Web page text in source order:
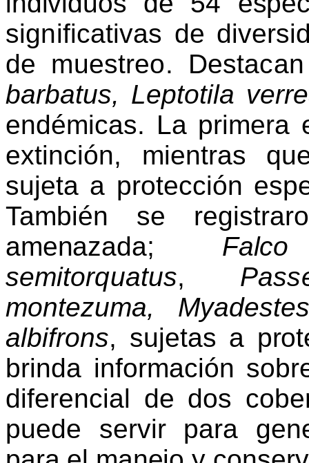
significativas de
de muestreo.
barbatus, Leptotila
endémicas. La primera
extinción, mientras
sujeta a protección
También se
amenazada;
semitorquatus,
montezuma,
albifrons, sujetas a
brinda información
diferencial de dos
puede servir para